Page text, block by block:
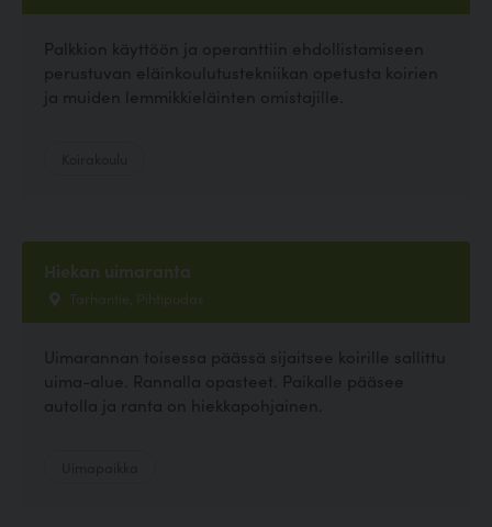
Palkkion käyttöön ja operanttiin ehdollistamiseen
perustuvan eläinkoulutustekniikan opetusta koirien
ja muiden lemmikkieläinten omistajille.
Hiekan uimaranta
Tarhantie, Pihtipudas
Uimarannan toisessa päässä sijaitsee koirille sallittu
uima-alue. Rannalla opasteet. Paikalle pääsee
autolla ja ranta on hiekkapohjainen.